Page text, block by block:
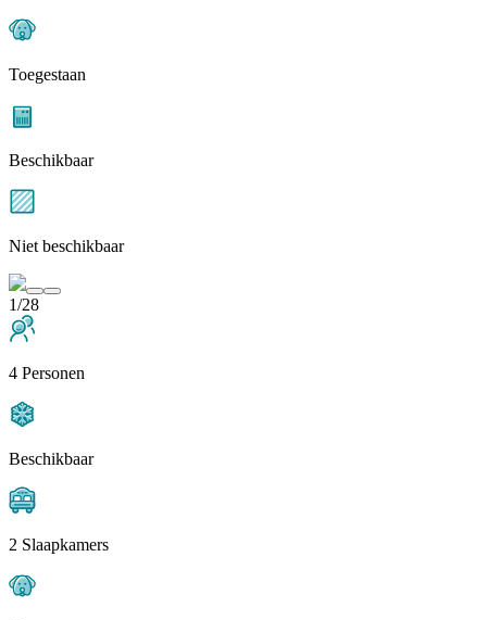
Toegestaan
Beschikbaar
Niet beschikbaar
1/28
4 Personen
Beschikbaar
2 Slaapkamers